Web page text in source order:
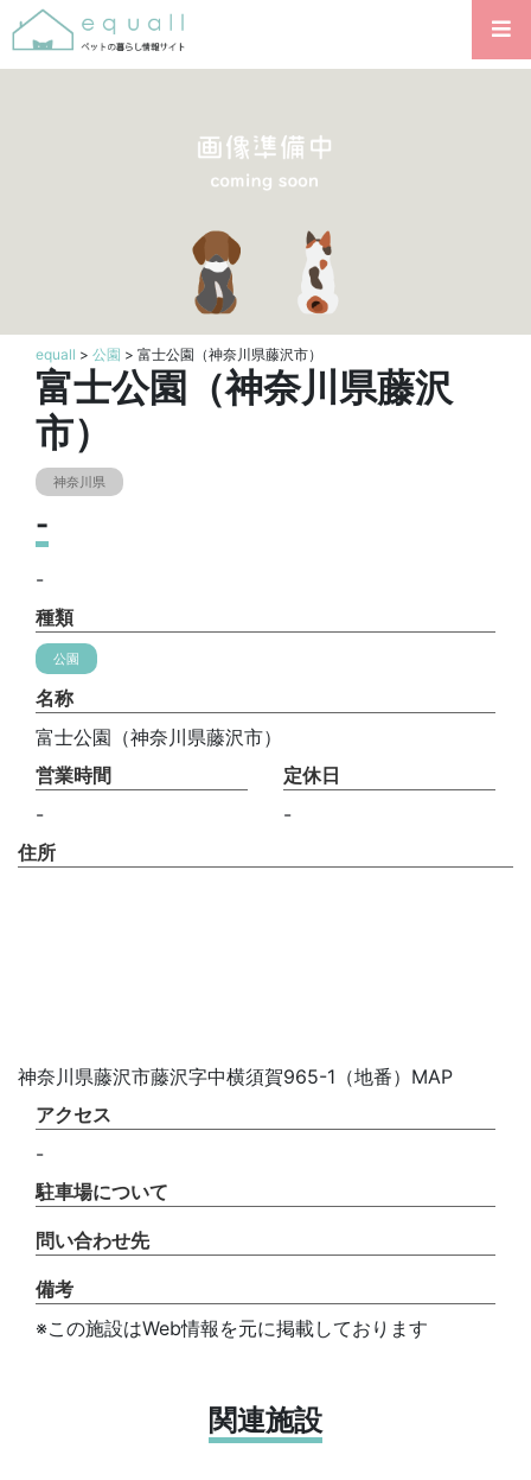
equall > 公園 > 富士公園（神奈川県藤沢市）
富士公園（神奈川県藤沢
市）
神奈川県
-
-
種類
公園
名称
富士公園（神奈川県藤沢市）
営業時間
-
定休日
-
住所
神奈川県藤沢市藤沢字中横須賀965-1（地番）MAP
アクセス
-
駐車場について
問い合わせ先
備考
※この施設はWeb情報を元に掲載しております
関連施設